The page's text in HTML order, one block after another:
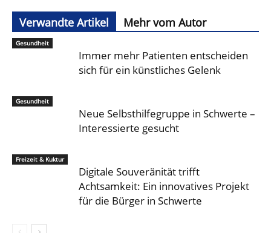
Verwandte Artikel Mehr vom Autor
Gesundheit
Immer mehr Patienten entscheiden
sich für ein künstliches Gelenk
Gesundheit
Neue Selbsthilfegruppe in Schwerte –
Interessierte gesucht
Freizeit & Kuktur
Digitale Souveränität trifft
Achtsamkeit: Ein innovatives Projekt
für die Bürger in Schwerte